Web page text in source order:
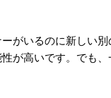
がいるのに新しい
が高いです。でも